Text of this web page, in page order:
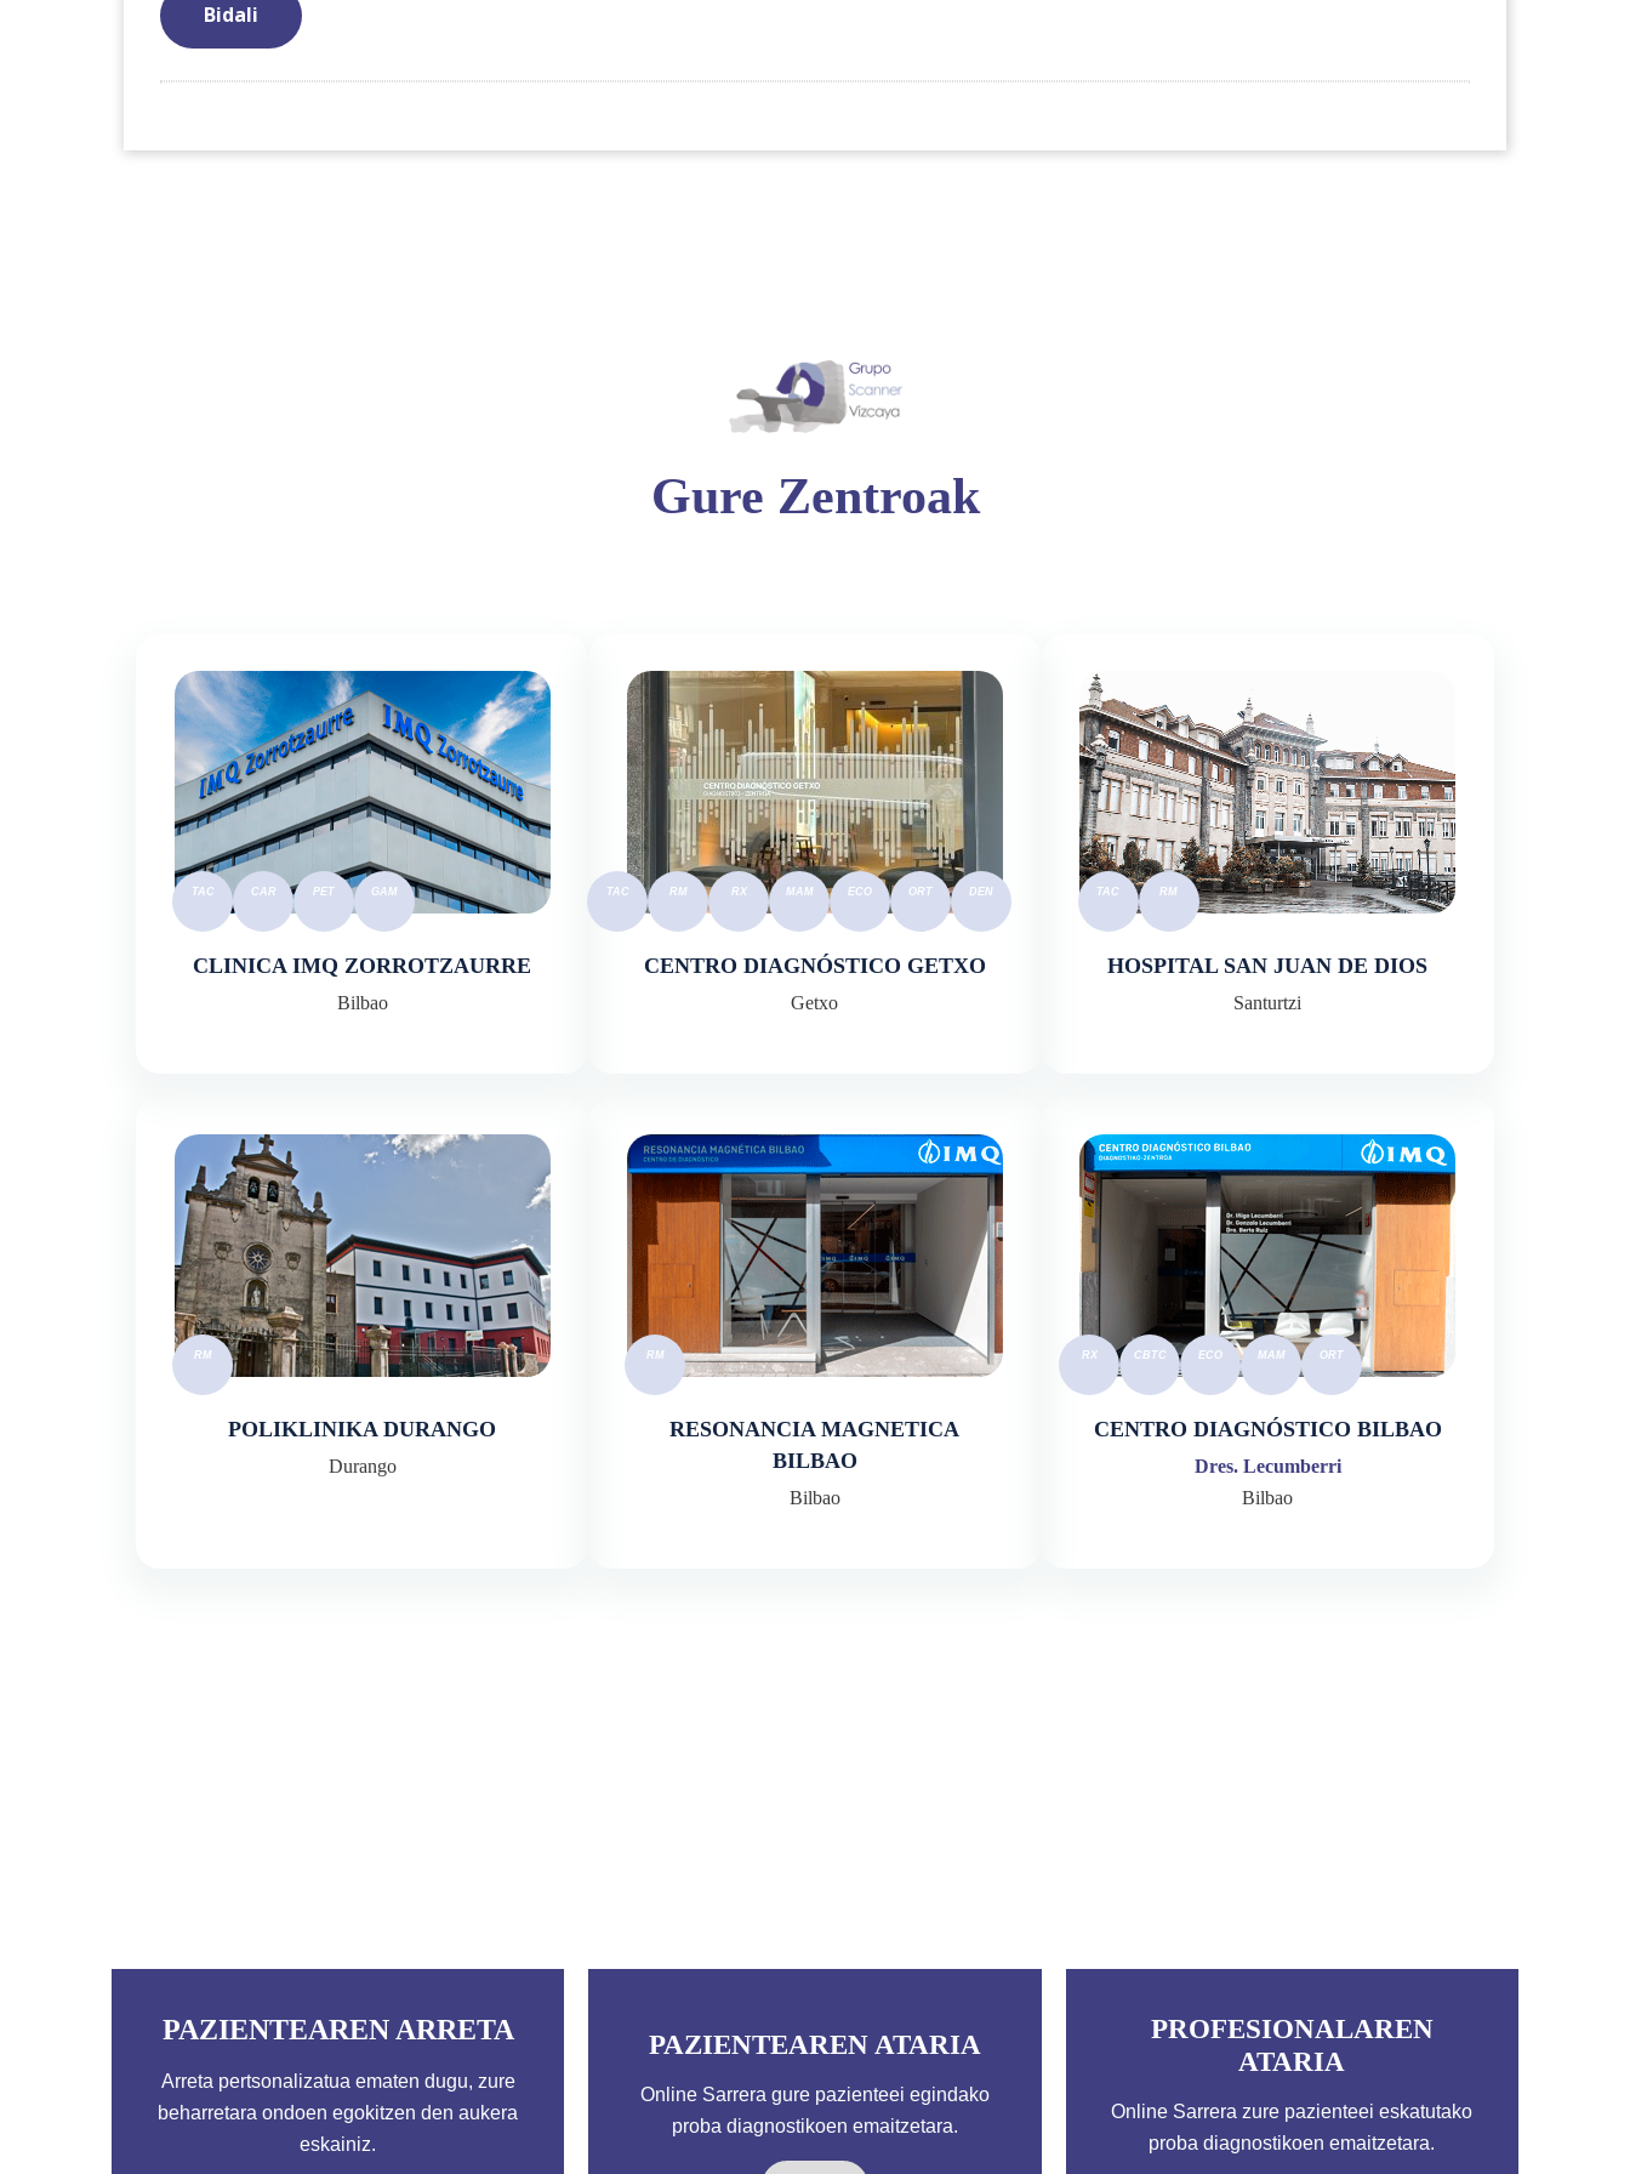
Gure Zentroak
CLINICA IMQ ZORROTZAURRE
Bilbao
CENTRO DIAGNÓSTICO GETXO
Getxo
HOSPITAL SAN JUAN DE DIOS
Santurtzi
POLIKLINIKA DURANGO
Durango
RESONANCIA MAGNETICA
BILBAO
Bilbao
CENTRO DIAGNÓSTICO BILBAO
Dres. Lecumberri
Bilbao
PAZIENTEAREN ARRETA
Arreta pertsonalizatua ematen dugu, zure
beharretara ondoen egokitzen den aukera
eskainiz.
PAZIENTEAREN ATARIA
Online Sarrera gure pazienteei egindako
proba diagnostikoen emaitzetara.
PROFESIONALAREN
ATARIA
Online Sarrera zure pazienteei eskatutako
proba diagnostikoen emaitzetara.